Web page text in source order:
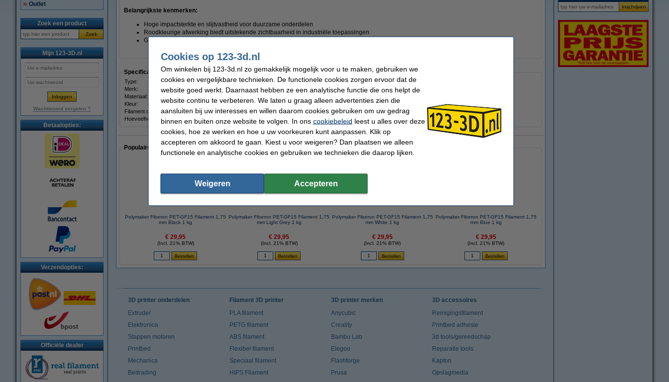
Outlet
Zoek een product
Zoek
Mijn 123-3D.nl
Wachtwoord vergeten ?
Betaalopties:
Verzendopties:
Officiële dealer
Belangrijkste kenmerken:
Hoge impactsterkte en slijtvastheid voor duurzame onderdelen
Roodkleurige afwerking biedt uitstekende zichtbaarheid in industriële toepassingen
Goede chemische bestendigheid tegen oliën, vetten en oplosmiddelen
Specificaties
Type: PETG Filament Printtemperatuur:
Merk:
Polymaker Heated bed temp:
Materiaal:
Kleur:
Rood Spoel binnendiameter:
Filament diameter:
1,75 mm Spoel breedte:
5,2 cm
Hoeveelheid:
1 kg Ons Artikelnr: DFP16282
Populaire artikelen van klanten die dit artikel ook besteld hebben
Polymaker Fiberon PET-GF15 Filament 1,75
mm Black 1 kg
€ 29,95
(Incl. 21% BTW)
Polymaker Fiberon PET-GF15 Filament 1,75
mm Light Grey 1 kg
€ 29,95
(Incl. 21% BTW)
Polymaker Fiberon PET-GF15 Filament 1,75
mm White 1 kg
€ 29,95
(Incl. 21% BTW)
Polymaker Fiberon PET-GF15 Filament 1,75
mm Blue 1 kg
€ 29,95
(Incl. 21% BTW)
3D printer onderdelen
Extruder
Elektronica
Stappen motoren
Printbed
Mechanica
Bedrading
Filament 3D printer
PLA filament
PETG filament
ABS filament
Flexibel filament
Speciaal filament
HIPS Filament
3D printer merken
Anycubic
Creality
Bambu Lab
Elegoo
Flashforge
Prusa
3D accessoires
Reinigingsfilament
Printbed adhesie
3d tools/gereedschap
Reparatie tools
Kapton
Opslagmedia
Cookies op 123-3d.nl
Om winkelen bij 123-3d.nl zo gemakkelijk mogelijk voor u te maken, gebruiken we
cookies en vergelijkbare technieken. De functionele cookies zorgen ervoor dat de
website goed werkt. Daarnaast hebben ze een analytische functie die ons helpt de
website continu te verbeteren. We laten u graag alleen advertenties zien die
aansluiten bij uw interesses en willen daarom cookies gebruiken om uw gedrag
binnen en buiten onze website te volgen. In ons cookiebeleid leest u alles over deze
cookies, hoe ze werken en hoe u uw voorkeuren kunt aanpassen. Klik op
accepteren om akkoord te gaan. Kiest u voor weigeren? Dan plaatsen we alleen
functionele en analytische cookies en gebruiken we technieken die daarop lijken.
Weigeren Accepteren